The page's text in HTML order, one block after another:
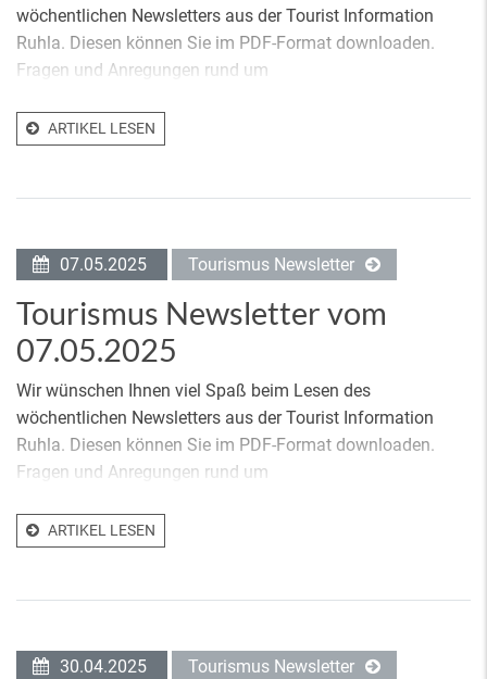
wöchentlichen Newsletters aus der Tourist Information
Ruhla. Diesen können Sie im PDF-Format downloaden.
Fragen und Anregungen rund um
ARTIKEL LESEN
07.05.2025 Tourismus Newsletter
Tourismus Newsletter vom
07.05.2025
Wir wünschen Ihnen viel Spaß beim Lesen des
wöchentlichen Newsletters aus der Tourist Information
Ruhla. Diesen können Sie im PDF-Format downloaden.
Fragen und Anregungen rund um
ARTIKEL LESEN
30.04.2025 Tourismus Newsletter